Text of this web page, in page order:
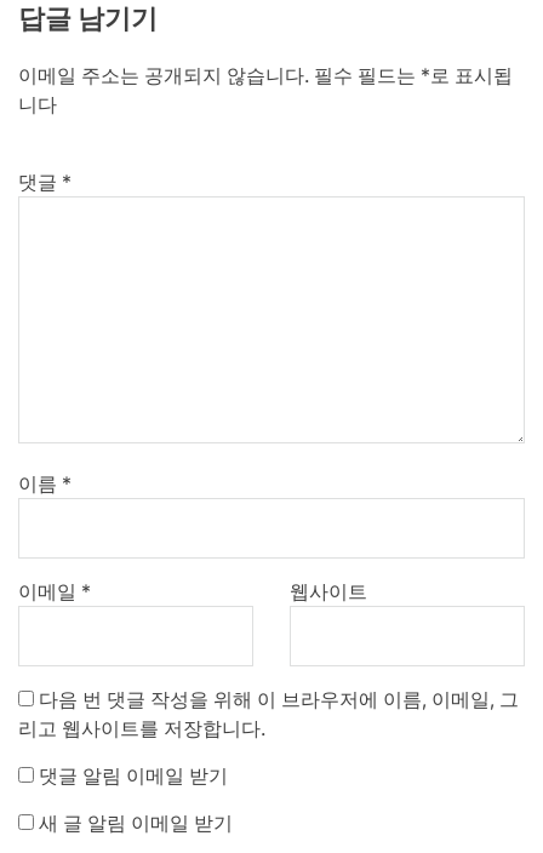
답글 남기기
이메일 주소는 공개되지 않습니다. 필수 필드는 * 로 표시됩
니다
댓글 *
이름 *
이메일 * 웹사이트
다음 번 댓글 작성을 위해 이 브라우저에 이름, 이메일, 그
리고 웹사이트를 저장합니다.
댓글 알림 이메일 받기
새 글 알림 이메일 받기